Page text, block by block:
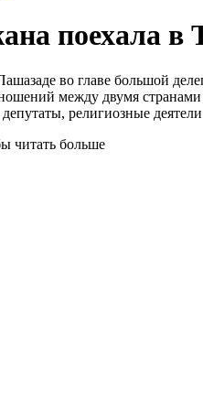
поехала в
во главе большой
между двумя
религиозные
читать больше